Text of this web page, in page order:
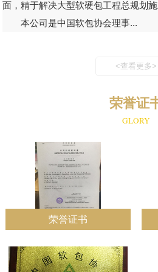
面，精于解决大型软硬包工程总规划施
本公司是中国软包协会理事...
<查看更多>
荣誉证
GLORY
荣誉证书